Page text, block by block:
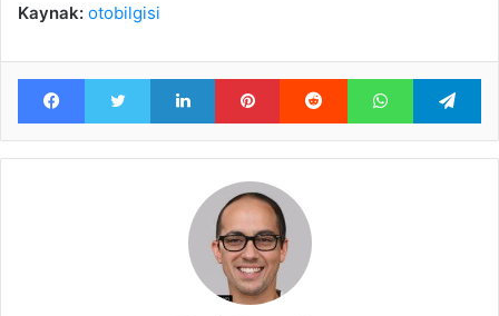
Kaynak: otobilgisi
FacebookTwitter LinkedIn Pinterest Reddit WhatsApp